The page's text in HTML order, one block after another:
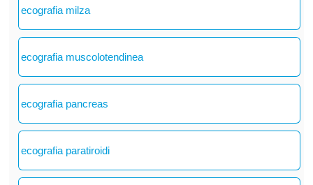
ecografia milza
ecografia muscolotendinea
ecografia pancreas
ecografia paratiroidi